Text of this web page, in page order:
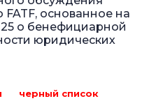
основанное на
о бенефициарной
юридических
черный список